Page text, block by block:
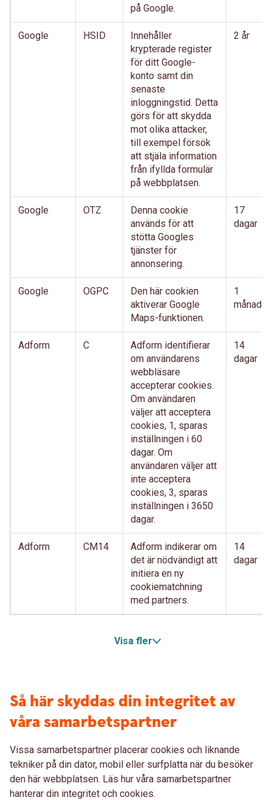
på Google.
Google HSID
Innehåller
krypterade register
för ditt Google-
konto samt din
senaste
inloggningstid. Detta
görs för att skydda
mot olika attacker,
till exempel försök
att stjäla information
från ifyllda formulär
på webbplatsen.
2 år
Google OTZ
Denna cookie
används för att
stötta Googles
tjänster för
annonsering.
17
dagar
Google OGPC
Den här cookien
aktiverar Google
Maps-funktionen.
1
månader
Adform C
Adform identifierar
om användarens
webbläsare
accepterar cookies.
Om användaren
väljer att acceptera
cookies, 1, sparas
inställningen i 60
dagar. Om
användaren väljer att
inte acceptera
cookies, 3, sparas
inställningen i 3650
dagar.
14
dagar
Adform CM14
Adform indikerar om
det är nödvändigt att
initiera en ny
cookiematchning
med partners.
14
dagar
Visa fler
Så här skyddas din integritet av
våra samarbetspartner
Vissa samarbetspartner placerar cookies och liknande
tekniker på din dator, mobil eller surfplatta när du besöker
den här webbplatsen. Läs hur våra samarbetspartner
hanterar din integritet och cookies.